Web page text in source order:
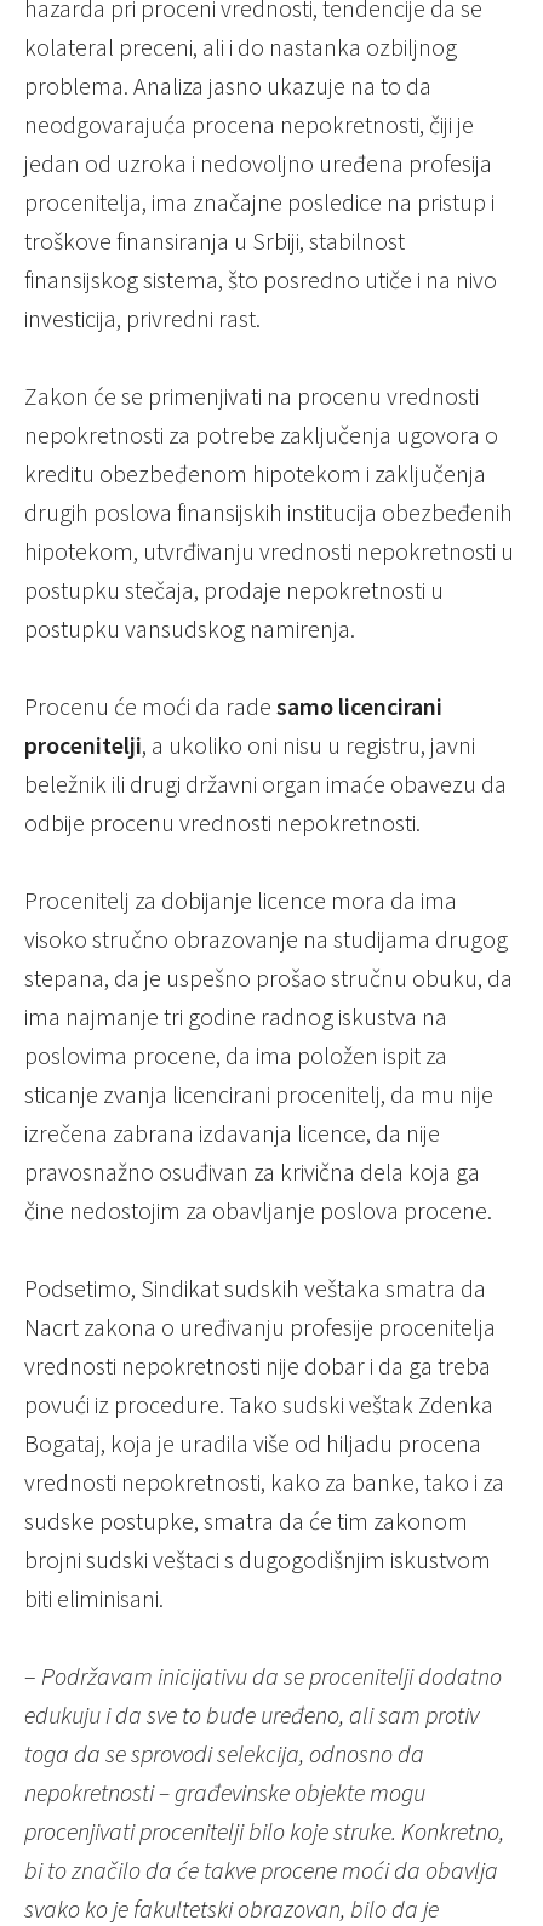
hazarda pri proceni vrednosti, tendencije da se
kolateral preceni, ali i do nastanka ozbiljnog
problema. Analiza jasno ukazuje na to da
neodgovarajuća procena nepokretnosti, čiji je
jedan od uzroka i nedovoljno uređena profesija
procenitelja, ima značajne posledice na pristup i
troškove finansiranja u Srbiji, stabilnost
finansijskog sistema, što posredno utiče i na nivo
investicija, privredni rast.
Zakon će se primenjivati na procenu vrednosti
nepokretnosti za potrebe zaključenja ugovora o
kreditu obezbeđenom hipotekom i zaključenja
drugih poslova finansijskih institucija obezbeđenih
hipotekom, utvrđivanju vrednosti nepokretnosti u
postupku stečaja, prodaje nepokretnosti u
postupku vansudskog namirenja.
Procenu će moći da rade samo licencirani
procenitelji, a ukoliko oni nisu u registru, javni
beležnik ili drugi državni organ imaće obavezu da
odbije procenu vrednosti nepokretnosti.
Procenitelj za dobijanje licence mora da ima
visoko stručno obrazovanje na studijama drugog
stepana, da je uspešno prošao stručnu obuku, da
ima najmanje tri godine radnog iskustva na
poslovima procene, da ima položen ispit za
sticanje zvanja licencirani procenitelj, da mu nije
izrečena zabrana izdavanja licence, da nije
pravosnažno osuđivan za krivična dela koja ga
čine nedostojim za obavljanje poslova procene.
Podsetimo, Sindikat sudskih veštaka smatra da
Nacrt zakona o uređivanju profesije procenitelja
vrednosti nepokretnosti nije dobar i da ga treba
povući iz procedure. Tako sudski veštak Zdenka
Bogataj, koja je uradila više od hiljadu procena
vrednosti nepokretnosti, kako za banke, tako i za
sudske postupke, smatra da će tim zakonom
brojni sudski veštaci s dugogodišnjim iskustvom
biti eliminisani.
– Podržavam inicijativu da se procenitelji dodatno
edukuju i da sve to bude uređeno, ali sam protiv
toga da se sprovodi selekcija, odnosno da
nepokretnosti – građevinske objekte mogu
procenjivati procenitelji bilo koje struke. Konkretno,
bi to značilo da će takve procene moći da obavlja
svako ko je fakultetski obrazovan, bilo da je